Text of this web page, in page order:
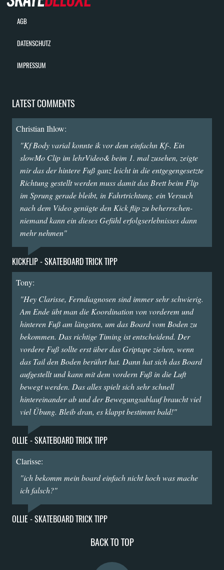
AGB
DATENSCHUTZ
IMPRESSUM
LATEST COMMENTS
Christian Ihlow:
"Kf Body varial konnte ik vor dem einfachn Kf-. Ein
slowMo Clip im lehrVideo& beim 1. mal zusehen, zeigte
mir das der hintere Fuß ganz leicht in die entgegengesetzte
Richtung gestellt werden muss damit das Brett beim Flip
im Sprung gerade bleibt, in Fahrtrichtung. ein Versuch
nach dem Video genügte den Kick flip zu beherrschen-
niemand kann ein dieses Gefühl erfolgserlebnisses dann
mehr nehmen"
KICKFLIP - SKATEBOARD TRICK TIPP
Tony:
"Hey Clarisse, Ferndiagnosen sind immer sehr schwierig.
Am Ende übt man die Koordination von vorderem und
hinteren Fuß am längsten, um das Board vom Boden zu
bekommen. Das richtige Timing ist entscheidend. Der
vordere Fuß sollte erst über das Griptape ziehen, wenn
das Tail den Boden berührt hat. Dann hat sich das Board
aufgestellt und kann mit dem vordern Fuß in die Luft
bewegt werden. Das alles spielt sich sehr schnell
hintereinander ab und der Bewegungsablauf braucht viel
viel Übung. Bleib dran, es klappt bestimmt bald!"
OLLIE - SKATEBOARD TRICK TIPP
Clarisse:
"ich bekomm mein board einfach nicht hoch was mache
ich falsch?"
OLLIE - SKATEBOARD TRICK TIPP
BACK TO TOP